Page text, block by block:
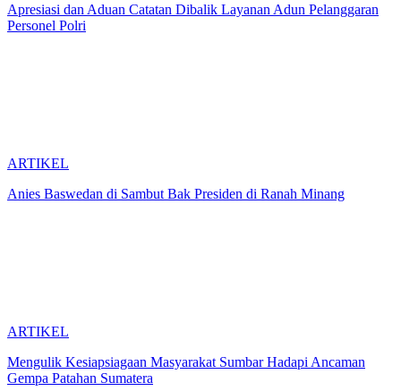
Apresiasi dan Aduan Catatan Dibalik Layanan Adun Pelanggaran
Personel Polri
ARTIKEL
Anies Baswedan di Sambut Bak Presiden di Ranah Minang
ARTIKEL
Mengulik Kesiapsiagaan Masyarakat Sumbar Hadapi Ancaman
Gempa Patahan Sumatera